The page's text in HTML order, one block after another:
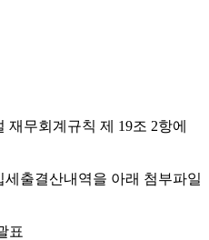
무회계규칙 제 19조 2항에
출결산내역을 아래 첨부파일
표